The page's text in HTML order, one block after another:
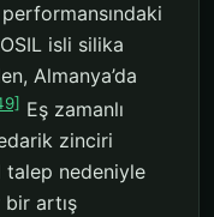
isli silika
Almanya’da
Eş zamanlı
zinciri
talep nedeniyle
bir artış